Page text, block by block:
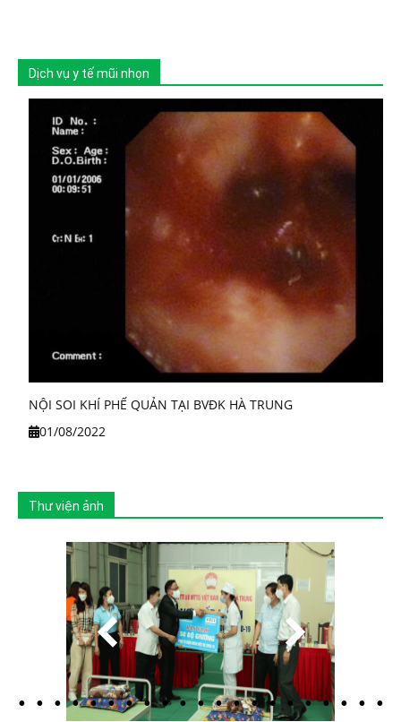
Dịch vụ y tế mũi nhọn
NỘI SOI KHÍ PHẾ QUẢN TẠI BVĐK HÀ TRUNG
01/08/2022
Thư viện ảnh